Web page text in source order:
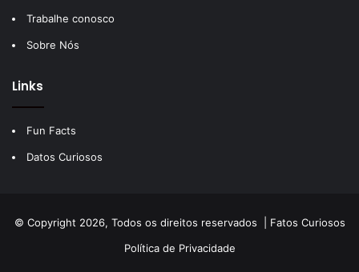
Trabalhe conosco
Sobre Nós
Links
Fun Facts
Datos Curiosos
© Copyright 2026, Todos os direitos reservados | Fatos Curiosos
Política de Privacidade